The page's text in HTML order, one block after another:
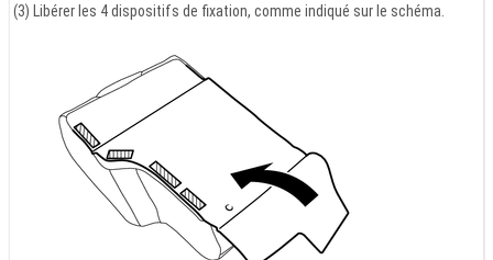
(3) Libérer les 4 dispositifs de fixation, comme indiqué sur le schéma.